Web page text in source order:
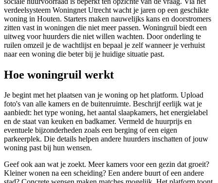
verdeelsysteem Woningnet Utrecht wacht je jaren op een geschikte
woning in Houten. Starters maken nauwelijks kans en doorstromers
zitten vast in woningen die niet meer passen. Woningruil biedt een
uitweg voor huurders die niet willen wachten. Door onderling te
ruilen omzeil je de wachtlijst en bepaal je zelf wanneer je verhuist
naar een woning die beter bij je huidige situatie past.
Hoe woningruil werkt
Je begint met het plaatsen van je woning op het platform. Upload
foto's van alle kamers en de buitenruimte. Beschrijf eerlijk wat je
aanbiedt: het type woning, het aantal slaapkamers, het energielabel
en de staat van keuken en badkamer. Vermeld de huurprijs en
eventuele bijzonderheden zoals een berging of een eigen
parkeerplek. Die details helpen andere huurders inschatten of jouw
woning past bij hun wensen.
Geef ook aan wat je zoekt. Meer kamers voor een gezin dat groeit?
Kleiner wonen na een scheiding? Een andere buurt of een andere